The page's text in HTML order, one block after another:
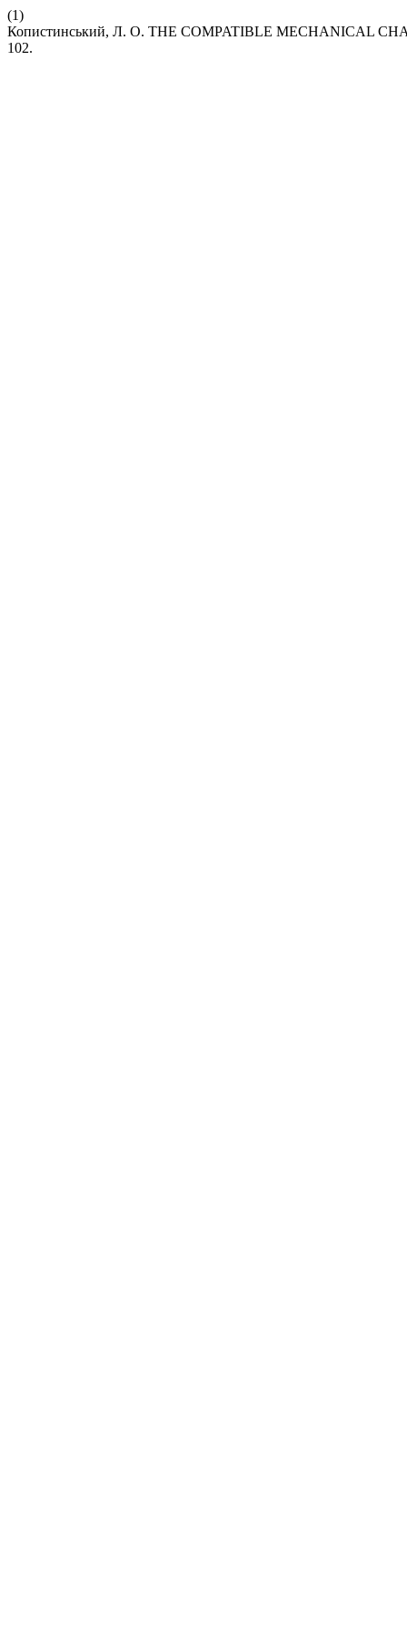
(1)
Копистинський, Л. О. THE COMPATIBLE MECHANICAL
102.